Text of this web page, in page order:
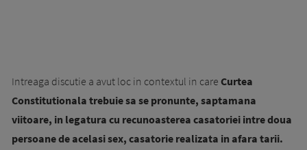
Intreaga discutie a avut loc in contextul in care Curtea
Constitutionala trebuie sa se pronunte, saptamana
viitoare, in legatura cu recunoasterea casatoriei intre doua
persoane de acelasi sex, casatorie realizata in afara tarii.